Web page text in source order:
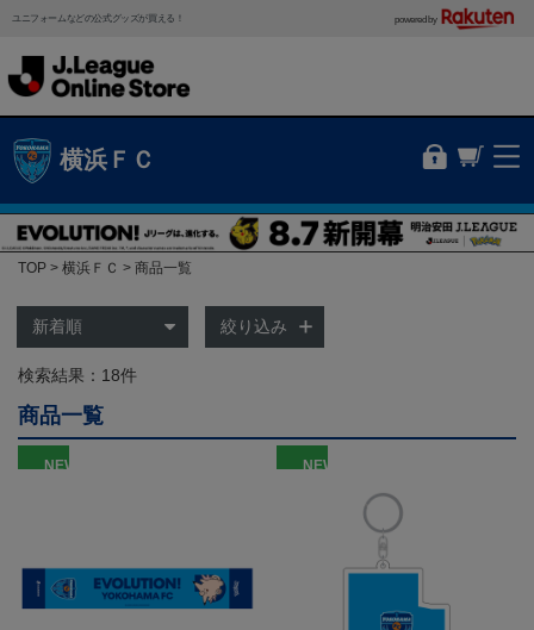
ユニフォームなどの公式グッズが買える！ powered by
横浜ＦＣ
TOP 横浜ＦＣ 商品一覧
絞り込み
検索結果：18件
商品一覧
NEW NEW